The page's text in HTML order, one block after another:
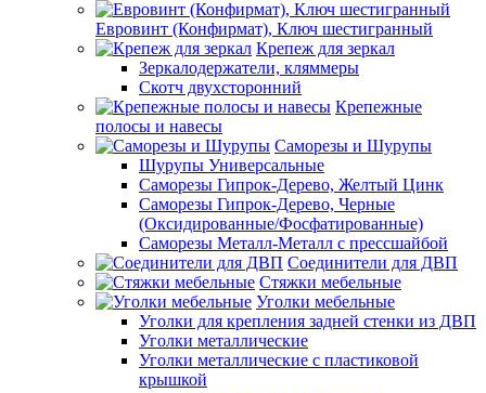
Евровинт (Конфирмат), Ключ шестигранный
Крепеж для зеркал
Зеркалодержатели, кляммеры
Скотч двухсторонний
Крепежные
полосы и навесы
Саморезы и Шурупы
Шурупы Универсальные
Саморезы Гипрок-Дерево, Желтый Цинк
Саморезы Гипрок-Дерево, Черные
(Оксидированные/Фосфатированные)
Саморезы Металл-Металл с прессшайбой
Соединители для ДВП
Стяжки мебельные
Уголки мебельные
Уголки для крепления задней стенки из ДВП
Уголки металлические
Уголки металлические с пластиковой
крышкой